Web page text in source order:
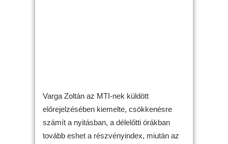
Varga Zoltán az MTI-nek küldött
előrejelzésében kiemelte, csökkenésre
számít a nyitásban, a délelőtti órákban
tovább eshet a részvényindex, miután az